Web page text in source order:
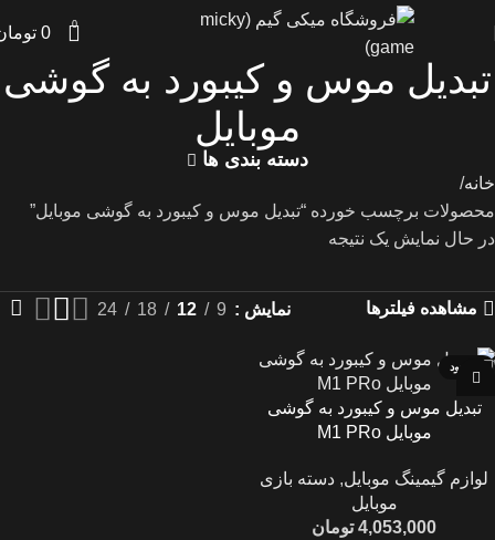
0
0
تبدیل موس و کیبورد به گوشی
موبایل
دسته بندی ها
خانه
محصولات برچسب خورده “تبدیل موس و کیبورد به گوشی موبایل”
در حال نمایش یک نتیجه
مشاهده فیلترها نمایش 9
12
18
24
ناموجود
تبدیل موس و کیبورد به گوشی
موبایل M1 PRo
لوازم گیمینگ موبایل, دسته بازی
موبایل
4,053,000 تومان